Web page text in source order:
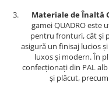
Materiale de Înaltă
gamei QUADRO este
pentru fronturi, cât și
asigură un finisaj lucios
luxos și modern. În
confecționați din PAL
și plăcut,